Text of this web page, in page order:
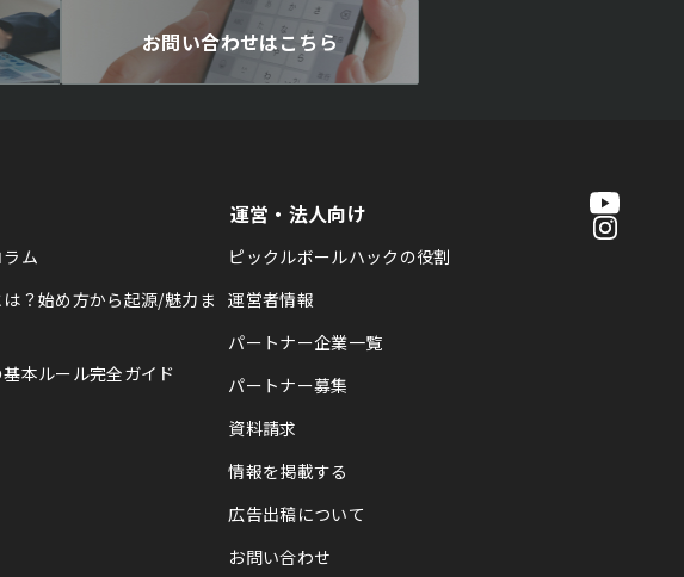
お問い合わせはこちら
ム
？始め方から起源/魅力ま
本ルール完全ガイド
運営・法人向け
ピックルボールハックの役割
運営者情報
パートナー企業一覧
パートナー募集
資料請求
情報を掲載する
広告出稿について
お問い合わせ